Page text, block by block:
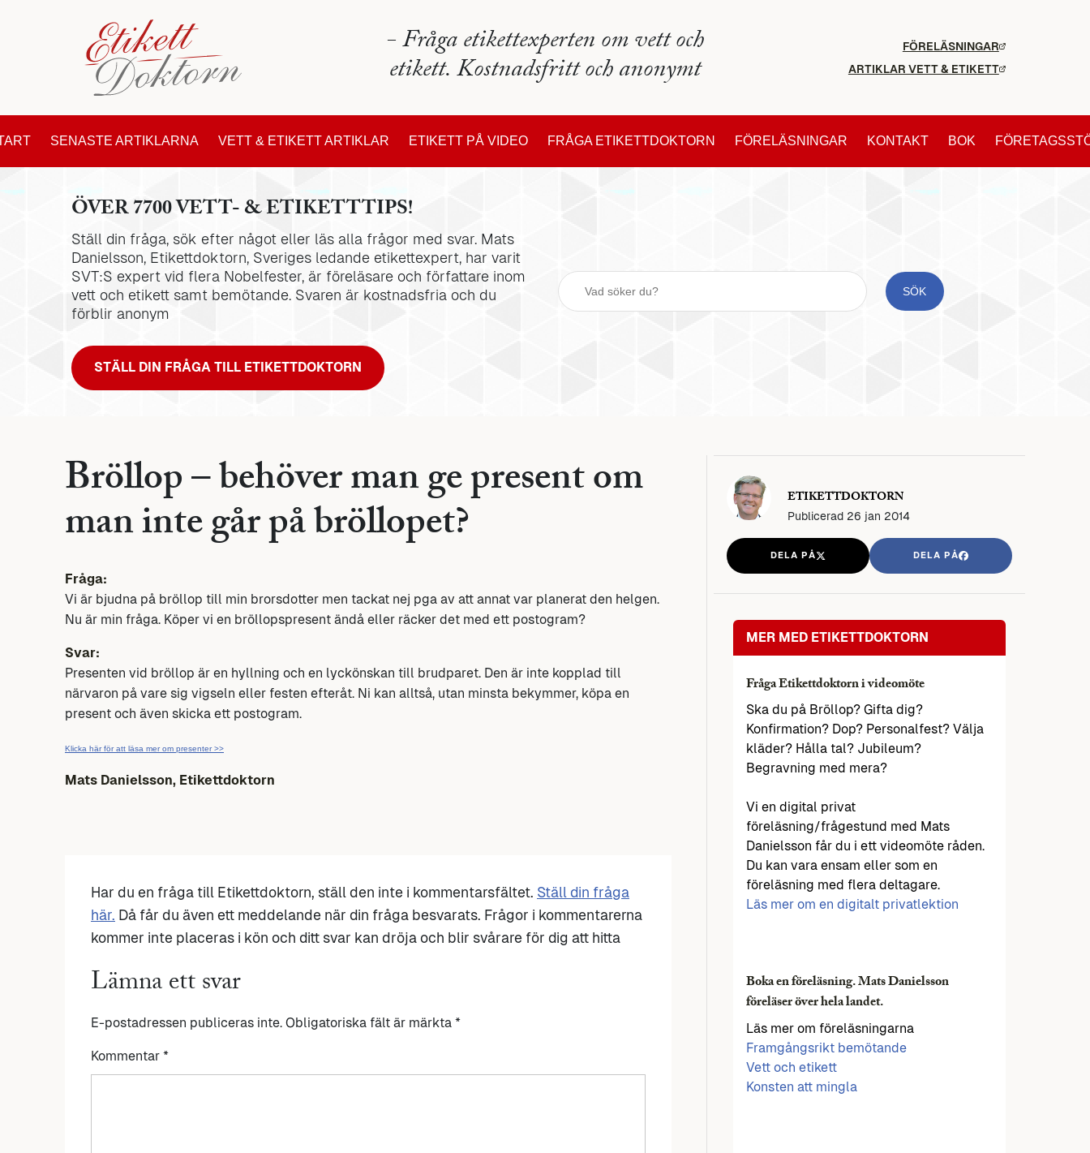
- Fråga etikettexperten om vett och
etikett. Kostnadsfritt och anonymt
FÖRELÄSNINGAR
ARTIKLAR VETT & ETIKETT
SENASTE ARTIKLARNA VETT & ETIKETT ARTIKLAR ETIKETT PÅ VIDEO FRÅGA ETIKETTDOKTORN FÖRELÄSNINGAR KONTAKT BOK
ÖVER 7700 VETT- & ETIKETTTIPS!
Ställ din fråga, sök efter något eller läs alla frågor med svar. Mats
Danielsson, Etikettdoktorn, Sveriges ledande etikettexpert, har varit
SVT:S expert vid flera Nobelfester, är föreläsare och författare inom
vett och etikett samt bemötande. Svaren är kostnadsfria och du
förblir anonym
STÄLL DIN FRÅGA TILL ETIKETTDOKTORN
Bröllop – behöver man ge present om
man inte går på bröllopet?
Fråga:
Vi är bjudna på bröllop till min brorsdotter men tackat nej pga av att annat var planerat den helgen.
Nu är min fråga. Köper vi en bröllopspresent ändå eller räcker det med ett postogram?
Svar:
Presenten vid bröllop är en hyllning och en lyckönskan till brudparet. Den är inte kopplad till
närvaron på vare sig vigseln eller festen efteråt. Ni kan alltså, utan minsta bekymmer, köpa en
present och även skicka ett postogram.
Klicka här för att läsa mer om presenter >>
Mats Danielsson, Etikettdoktorn
Har du en fråga till Etikettdoktorn, ställ den inte i kommentarsfältet. Ställ din fråga
här. Då får du även ett meddelande när din fråga besvarats. Frågor i kommentarerna
kommer inte placeras i kön och ditt svar kan dröja och blir svårare för dig att hitta
Lämna ett svar
E-postadressen publiceras inte. Obligatoriska fält är märkta *
Kommentar *
ETIKETTDOKTORN
Publicerad 26 jan 2014
DELA PÅ DELA PÅ
MER MED ETIKETTDOKTORN
Fråga Etikettdoktorn i videomöte
Ska du på Bröllop? Gifta dig?
Konfirmation? Dop? Personalfest? Välja
kläder? Hålla tal? Jubileum?
Begravning med mera?
Vi en digital privat
föreläsning/frågestund med Mats
Danielsson får du i ett videomöte råden.
Du kan vara ensam eller som en
föreläsning med flera deltagare.
Läs mer om en digitalt privatlektion
Boka en föreläsning. Mats Danielsson
föreläser över hela landet.
Läs mer om föreläsningarna
Framgångsrikt bemötande
Vett och etikett
Konsten att mingla